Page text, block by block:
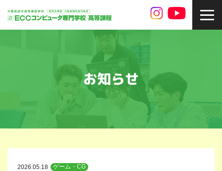
お知らせ
2026.05.18 ゲーム・CG